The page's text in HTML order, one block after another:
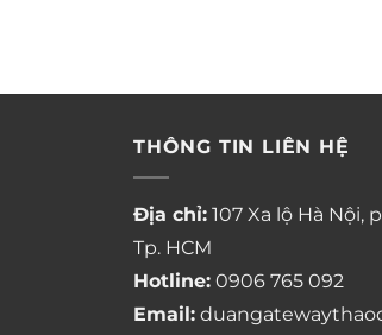
THÔNG TIN LIÊN HỆ
Địa chỉ: 107 Xa lộ Hà Nội,
Tp. HCM
Hotline: 0906 765 092
Email: